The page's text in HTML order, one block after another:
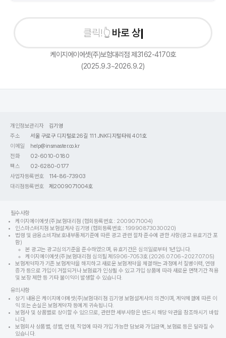
바로 상담신
케이지에이에셋(주)보험대리점 제3162-4170호
(2025.9.3~2026.9.2)
개인정보관리자
김기영
주소
서울 구로구 디지털로26길 111 JNK디지털타워 401호
이메일
help@insmaster.co.kr
전화
02-6010-0180
팩스
02-6280-0177
사업자등록번호
114-86-73903
대리점등록번호
제2009071004호
필수사항
케이지에이에셋(주)보험대리점 (협회등록번호 : 2009071004)
인스마스터지점 보험설계사 김기영 (협회등록번호 : 19990873030020)
법령 및 금융소비자보호내부통제기준에 따른 광고 관련 절차 준수에 관한 사항(광고 유효기간 포
함)
본 광고는 광고심의기준을 준수하였으며, 유효기간은 심의일로부터 1년입니다.
케이지에이에셋(주)보험대리점 심의필 제5906-7053호 (2026.07.06~2027.07.05)
보험계약자가 기존 보험계약을 해지하고 새로운 보험계약을 체결하는 과정에서 질병이력, 연령
증가 등으로 가입이 거절되거나 보험료가 인상될 수 있고 가입 상품에 따라 새로운 면책기간 적용
및 보장 제한 등 기타 불이익이 발생할 수 있습니다.
유의사항
상기 내용은 케이지에이에셋(주)보험대리점 김기영 보험설계사의 의견이며, 계약체결에 따른 이
익 또는 손실은 보험계약자 등에게 귀속됩니다.
보험사 및 상품별로 상이할 수 있으므로, 관련한 세부사항은 반드시 해당 약관을 참조하시기 바랍
니다.
보험회사 상품별, 성별, 연령, 직업에 따라 가입 가능한 담보와 가입금액, 보험료 등은 달라질 수
있습니다.